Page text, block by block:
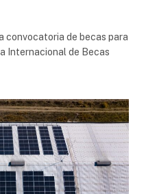
convocatoria de becas para
Internacional de Becas